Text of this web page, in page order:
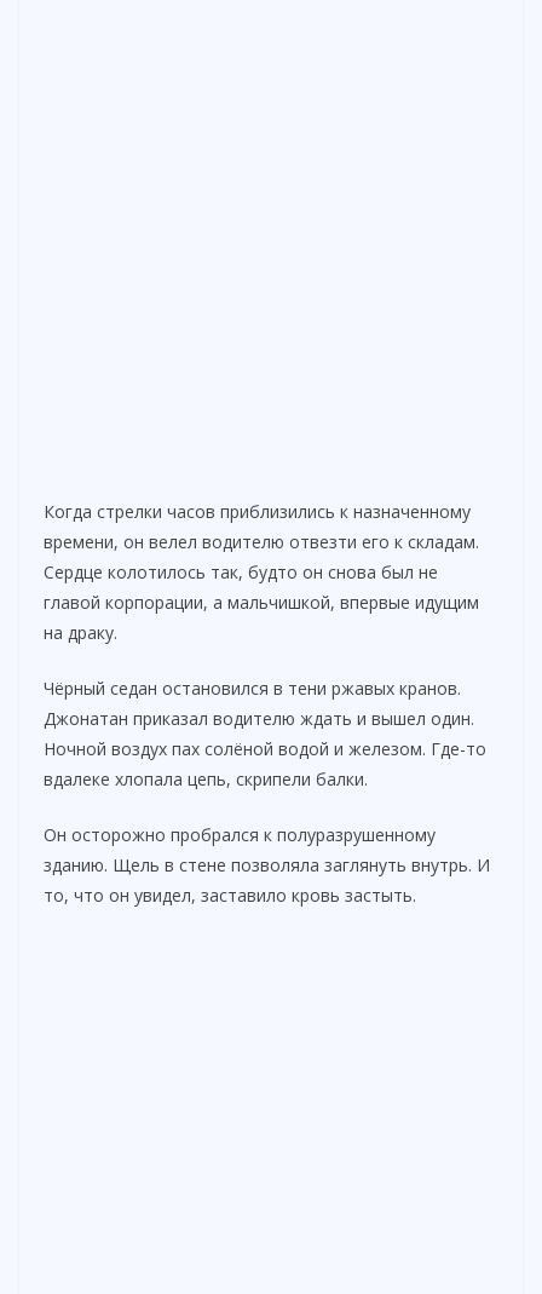
Когда стрелки часов приблизились к назначенному
времени, он велел водителю отвезти его к складам.
Сердце колотилось так, будто он снова был не
главой корпорации, а мальчишкой, впервые идущим
на драку.
Чёрный седан остановился в тени ржавых кранов.
Джонатан приказал водителю ждать и вышел один.
Ночной воздух пах солёной водой и железом. Где-то
вдалеке хлопала цепь, скрипели балки.
Он осторожно пробрался к полуразрушенному
зданию. Щель в стене позволяла заглянуть внутрь. И
то, что он увидел, заставило кровь застыть.